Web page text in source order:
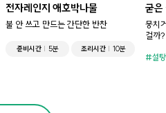
전자레인지 애호박나물
불 안 쓰고 만드는 간단한 반찬
준비시간 5분 조리시간 10분
굳은
뭉치
걸까?
설탕